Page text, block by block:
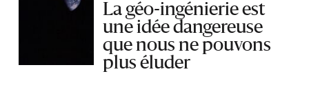
La géo-ingénierie est
une idée dangereuse
que nous ne pouvons
plus éluder